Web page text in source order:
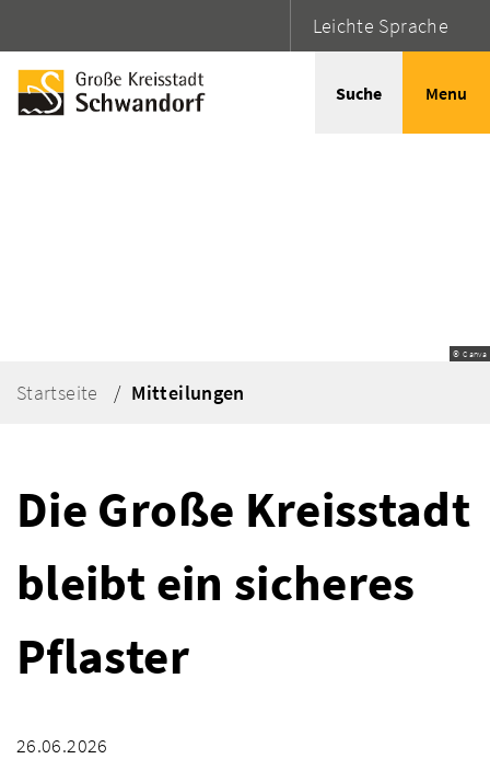
Leichte Sprache
Suche Menu
© Canva
Startseite Mitteilungen
Die Große Kreisstadt
bleibt ein sicheres
Pflaster
26.06.2026